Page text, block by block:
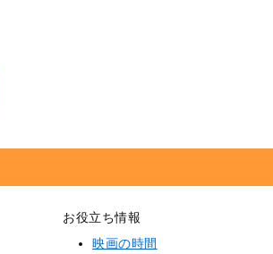
お役立ち情報
映画の時間